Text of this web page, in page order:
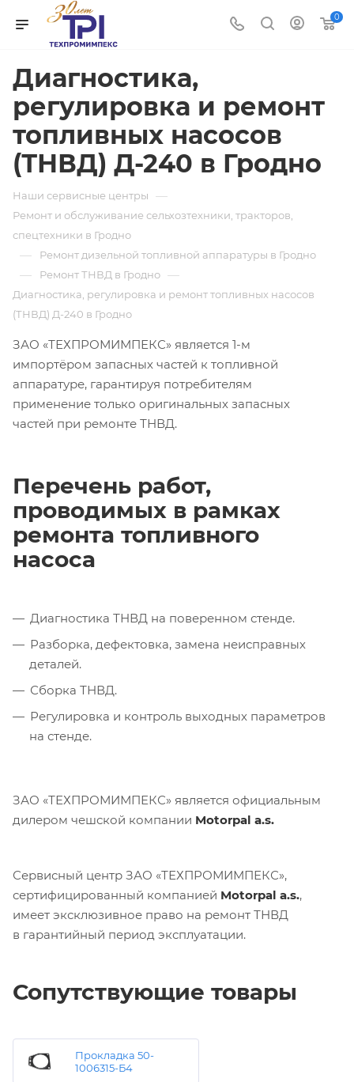
0
Диагностика,
регулировка и ремонт
топливных насосов
(ТНВД) Д-240 в Гродно
Наши сервисные центры —
Ремонт и обслуживание сельхозтехники, тракторов,
спецтехники в Гродно
— Ремонт дизельной топливной аппаратуры в Гродно
— Ремонт ТНВД в Гродно —
Диагностика, регулировка и ремонт топливных насосов
(ТНВД) Д-240 в Гродно
ЗАО «ТЕХПРОМИМПЕКС» является 1-м
импортёром запасных частей к топливной
аппаратуре, гарантируя потребителям
применение только оригинальных запасных
частей при ремонте ТНВД.
Перечень работ,
проводимых в рамках
ремонта топливного
насоса
Диагностика ТНВД на поверенном стенде.
Разборка, дефектовка, замена неисправных
деталей.
Сборка ТНВД.
Регулировка и контроль выходных параметров
на стенде.
ЗАО «ТЕХПРОМИМПЕКС» является официальным
дилером чешской компании Motorpal a.s.
Сервисный центр ЗАО «ТЕХПРОМИМПЕКС»,
сертифицированный компанией Motorpal a.s.,
имеет эксклюзивное право на ремонт ТНВД
в гарантийный период эксплуатации.
Сопутствующие товары
Прокладка 50-
1006315-Б4